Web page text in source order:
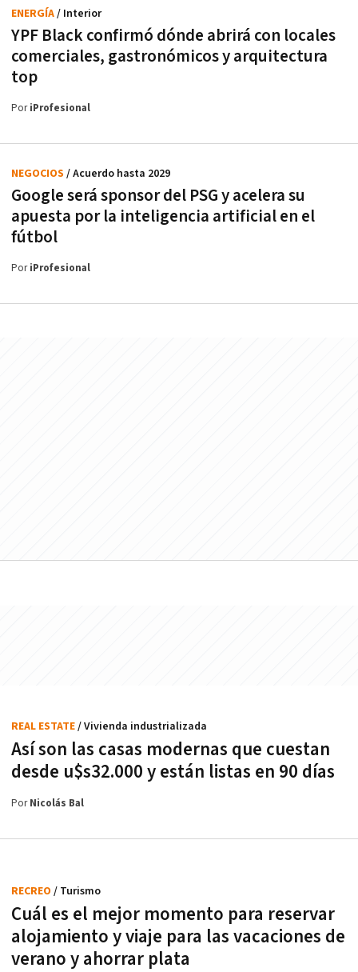
YPF Black confirmó dónde abrirá con locales
comerciales, gastronómicos y arquitectura
top
ENERGÍA/ Interior
PoriProfesional
Google será sponsor del PSG y acelera su
apuesta por la inteligencia artificial en el
fútbol
NEGOCIOS / Acuerdo hasta 2029
PoriProfesional
Así son las casas modernas que cuestan
desde u$s32.000 y están listas en 90 días
REAL ESTATE/ Vivienda industrializada
PorNicolás Bal
Cuál es el mejor momento para reservar
alojamiento y viaje para las vacaciones de
verano y ahorrar plata
RECREO / Turismo